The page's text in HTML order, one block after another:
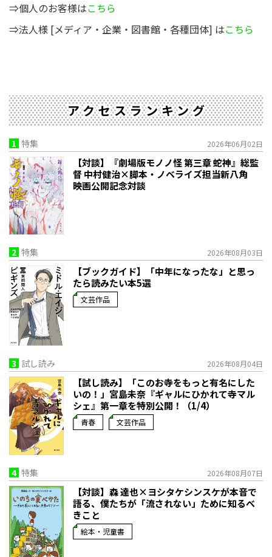
⇒個人のお客様はこちら
⇒法人様 [メディア・企業・図書館・各種団体] はこちら
アクセスランキング
1 特集 2026年06月02日
【対談】『劇場版モノノ怪 第三章 蛇神』総監
督 中村健治×脚本・ノベライズ担当新八角
映画公開記念対談
2 特集 2026年08月03日
【ブックガイド】「中年になったな」と思っ
たら読みたい本5選
文芸作品
3 試し読み 2026年08月04日
【試し読み】「このお寺をもっと有名にした
いの！」宮島未奈『ギャルにひかれて寺マル
シェ』第一章を特別公開！（1/4）
青春 文芸作品
4 特集 2026年08月07日
【対談】森 達也×ヨシタケシンスケが本音で
語る、僕たちが「流されない」ために知るべ
きこと
絵本・児童書